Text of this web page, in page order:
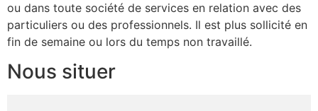
ou dans toute société de services en relation avec des
particuliers ou des professionnels. Il est plus sollicité en
fin de semaine ou lors du temps non travaillé.
Nous situer